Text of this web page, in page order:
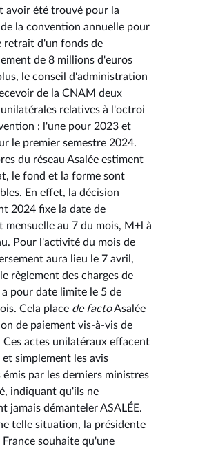
avoir été trouvé pour la
la convention annuelle pour
retrait d'un fonds de
de 8 millions d'euros
le conseil d'administration
de la CNAM deux
relatives à l'octroi
: l'une pour 2023 et
le premier semestre 2024.
du réseau Asalée estiment
le fond et la forme sont
En effet, la décision
2024 fixe la date de
mensuelle au 7 du mois, M+l à
Pour l'activité du mois de
aura lieu le 7 avril,
règlement des charges de
a pour date limite le 5 de
Cela place de factoAsalée
de paiement vis-à-vis de
Ces actes unilatéraux effacent
simplement les avis
par les derniers ministres
indiquant qu'ils ne
jamais démanteler ASALÉE.
telle situation, la présidente
France souhaite qu'une